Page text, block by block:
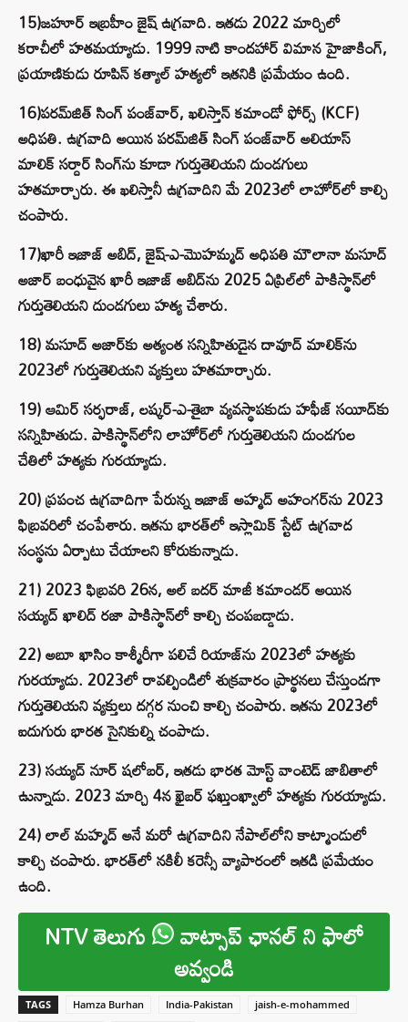
15)జహూర్ ఇబ్రహీం జైష్ ఉగ్రవాది. ఇతడు 2022 మార్చిలో
కరాచీలో హతమయ్యాడు. 1999 నాటి కాందహార్ విమాన హైజాకింగ్,
ప్రయాణికుడు రూపిన్ కత్యాల్ హత్యలో ఇతనికి ప్రమేయం ఉంది.
16)పరమ్‌జిత్ సింగ్ పంజ్‌వార్, ఖలిస్తాన్ కమాండో ఫోర్స్ (KCF)
అధిపతి. ఉగ్రవాది అయిన పరమ్‌జిత్ సింగ్ పంజ్‌వార్ అలియాస్
మాలిక్ సర్దార్ సింగ్‌ను కూడా గుర్తుతెలియని దుండగులు
హతమార్చారు. ఈ ఖలిస్తానీ ఉగ్రవాదిని మే 2023లో లాహోర్‌లో కాల్చి
చంపారు.
17)ఖారీ ఇజాజ్ అబిద్, జైష్-ఎ-మొహమ్మద్ అధిపతి మౌలానా మసూద్
అజార్ బంధువైన ఖారీ ఇజాజ్ అబిద్‌ను 2025 ఏప్రిల్‌లో పాకిస్థాన్‌లో
గుర్తుతెలియని దుండగులు హత్య చేశారు.
18) మసూద్ అజార్‌కు అత్యంత సన్నిహితుడైన దావూద్ మాలిక్‌ను
2023లో గుర్తుతెలియని వ్యక్తులు హతమార్చారు.
19) ఆమిర్ సర్ఫరాజ్, లష్కర్-ఎ-తైబా వ్యవస్థాపకుడు హఫీజ్ సయీద్‌కు
సన్నిహితుడు. పాకిస్థాన్‌లోని లాహోర్‌లో గుర్తుతెలియని దుండగుల
చేతిలో హత్యకు గురయ్యాడు.
20) ప్రపంచ ఉగ్రవాదిగా పేరున్న ఇజాజ్ అహ్మద్ అహంగర్‌ను 2023
ఫిబ్రవరిలో చంపేశారు. ఇతను భారత్‌లో ఇస్లామిక్ స్టేట్ ఉగ్రవాద
సంస్థను ఏర్పాటు చేయాలని కోరుకున్నాడు.
21) 2023 ఫిబ్రవరి 26న, అల్ బదర్ మాజీ కమాండర్ అయిన
సయ్యద్ ఖాలిద్ రజా పాకిస్థాన్‌లో కాల్చి చంపబడ్డాడు.
22) అబూ ఖాసిం కాశ్మీరీగా పలిచే రియాజ్‌ను 2023లో హత్యకు
గురయ్యాడు. 2023లో రావల్పిండిలో శుక్రవారం ప్రార్థనలు చేస్తుండగా
గుర్తుతెలియని వ్యక్తులు దగ్గర నుంచి కాల్చి చంపారు. ఇతను 2023లో
ఐదుగురు భారత సైనికుల్ని చంపాడు.
23) సయ్యద్ నూర్ షలోబర్, ఇతడు భారత మోస్ట్ వాంటెడ్ జాబితాలో
ఉున్నాడు. 2023 మార్చి 4న ఖైబర్ ఫఖ్తుంఖ్వాలో హత్యకు గురయ్యాడు.
24) లాల్ మహ్మద్ అనే మరో ఉగ్రవాదిని నేపాల్‌లోని కాట్మాండులో
కాల్చి చంపారు. భారత్‌లో నకిలీ కరెన్సీ వ్యాపారంలో ఇతడి ప్రమేయం
ఉంది.
NTV తెలుగు వాట్సాప్ ఛానల్ ని ఫాలో
అవ్వండి
TAGS Hamza Burhan India-Pakistan
jaish-e-mohammed